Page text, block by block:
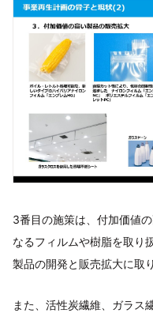
3番目の施策は、付加価値
なるフィルムや樹脂を取り
製品の開発と販売拡大に取
また、活性炭繊維、ガラス